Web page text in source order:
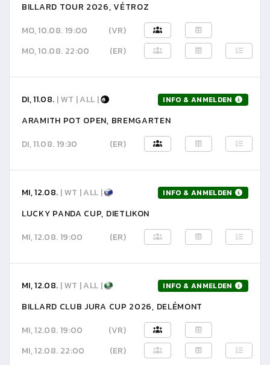
BILLARD TOUR 2026, VÉTROZ
MO, 10.08. 19:00
(VR)
MO, 10.08. 22:00
(ER)
DI, 11.08. | WT | ALL | INFO & ANMELDEN
ARAMITH POT OPEN, BREMGARTEN
DI, 11.08. 19:30
(ER)
MI, 12.08. | WT | ALL | INFO & ANMELDEN
LUCKY PANDA CUP, DIETLIKON
MI, 12.08. 19:00
(ER)
MI, 12.08. | WT | ALL | INFO & ANMELDEN
BILLARD CLUB JURA CUP 2026, DELÉMONT
MI, 12.08. 19:00
(VR)
MI, 12.08. 22:00
(ER)